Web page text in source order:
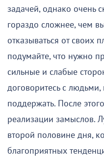
задачей, однако очень
гораздо сложнее, чем
отказываться от своих
подумайте, что нужно
сильные и слабые
договоритесь с
поддержать. После
реализации замыслов.
второй половине дня,
благоприятных